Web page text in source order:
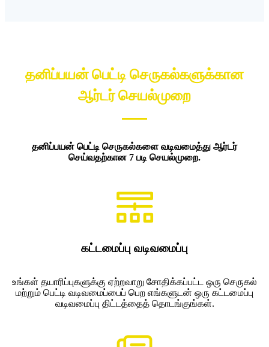
தனிப்பயன் பெட்டி செருகல்களுக்கான
ஆர்டர் செயல்முறை
தனிப்பயன் பெட்டி செருகல்களை வடிவமைத்து ஆர்டர்
செய்வதற்கான 7 படி செயல்முறை.
கட்டமைப்பு வடிவமைப்பு
உங்கள் தயாரிப்புகளுக்கு ஏற்றவாறு சோதிக்கப்பட்ட ஒரு செருகல்
மற்றும் பெட்டி வடிவமைப்பைப் பெற எங்களுடன் ஒரு கட்டமைப்பு
வடிவமைப்பு திட்டத்தைத் தொடங்குங்கள்.